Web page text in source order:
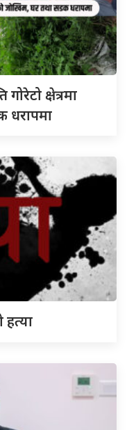
क्षेत्रमा
धरापमा
हत्या